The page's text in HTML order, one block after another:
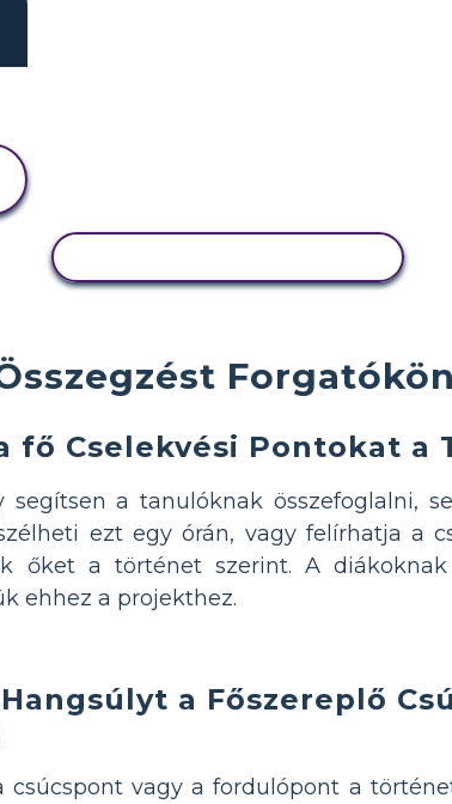
fő Cselekvési Pontokat a
segítsen a tanulóknak összefoglalni,
ezt egy órán, vagy felírhatja a
őket a történet szerint. A
ehhez a projekthez.
a Főszereplő
vagy a fordulópont a